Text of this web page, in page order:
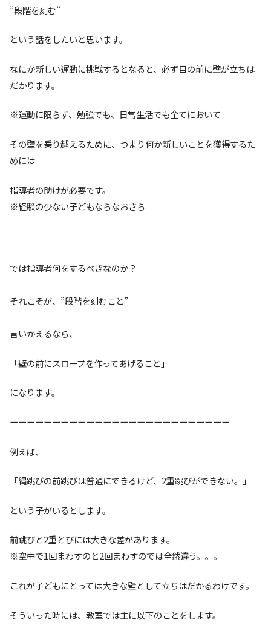
”段階を刻む”
という話をしたいと思います。
なにか新しい運動に挑戦するとなると、必ず目の前に壁が立ちは
だかります。
※運動に限らず、勉強でも、日常生活でも全てにおいて
その壁を乗り越えるために、つまり何か新しいことを獲得するた
めには
指導者の助けが必要です。
※経験の少ない子どもならなおさら
では指導者何をするべきなのか？
それこそが、”段階を刻むこと”
言いかえるなら、
「壁の前にスロープを作ってあげること」
になります。
ーーーーーーーーーーーーーーーーーーーーーーーーーー
例えば、
「縄跳びの前跳びは普通にできるけど、2重跳びができない。」
という子がいるとします。
前跳びと2重とびには大きな差があります。
※空中で1回まわすのと2回まわすのでは全然違う。。。
これが子どもにとっては大きな壁として立ちはだかるわけです。
そういった時には、教室では主に以下のことをします。